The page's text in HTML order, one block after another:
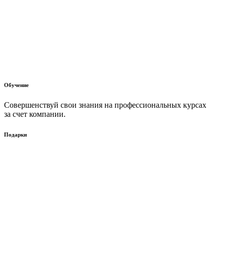
Обучение
Совершенствуй свои знания на профессиональных курсах
за счет компании.
Подарки